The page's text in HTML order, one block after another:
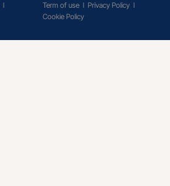
l
Term of use l Privacy Policy l
Cookie Policy